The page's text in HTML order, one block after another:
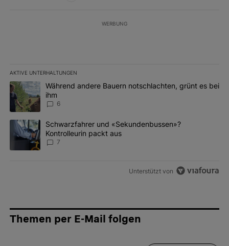
WERBUNG
AKTIVE UNTERHALTUNGEN
Das Folgende ist eine Liste der am meisten kommentierten
Ein Trendartikel mit dem Titel "Während andere Bauern
Während andere Bauern notschlachten, grünt es bei
ihm
6
Ein Trendartikel mit dem Titel "Schwarzfahrer und
Schwarzfahrer und «Sekundenbussen»?
Kontrolleurin packt aus
7
Unterstützt von
Themen per E-Mail folgen